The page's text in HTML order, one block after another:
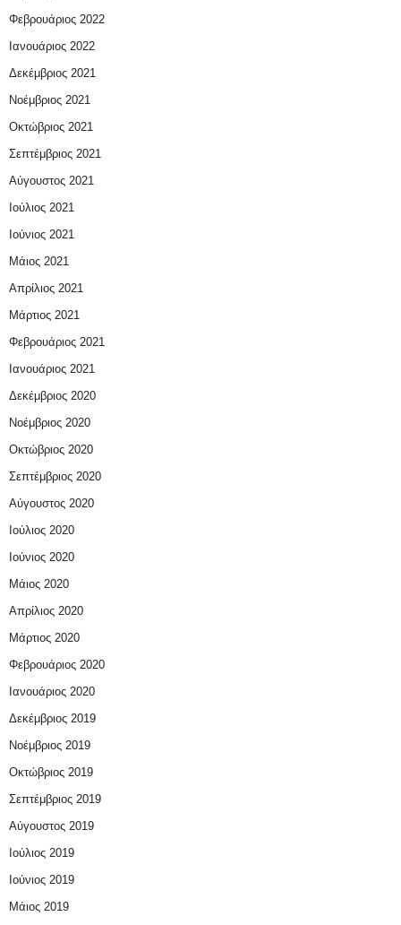
Φεβρουάριος 2022
Ιανουάριος 2022
Δεκέμβριος 2021
Νοέμβριος 2021
Οκτώβριος 2021
Σεπτέμβριος 2021
Αύγουστος 2021
Ιούλιος 2021
Ιούνιος 2021
Μάιος 2021
Απρίλιος 2021
Μάρτιος 2021
Φεβρουάριος 2021
Ιανουάριος 2021
Δεκέμβριος 2020
Νοέμβριος 2020
Οκτώβριος 2020
Σεπτέμβριος 2020
Αύγουστος 2020
Ιούλιος 2020
Ιούνιος 2020
Μάιος 2020
Απρίλιος 2020
Μάρτιος 2020
Φεβρουάριος 2020
Ιανουάριος 2020
Δεκέμβριος 2019
Νοέμβριος 2019
Οκτώβριος 2019
Σεπτέμβριος 2019
Αύγουστος 2019
Ιούλιος 2019
Ιούνιος 2019
Μάιος 2019